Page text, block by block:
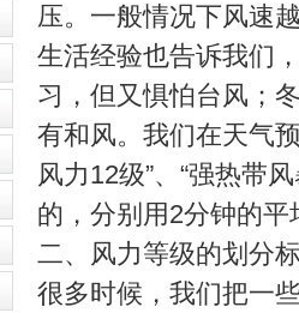
压。一般情况下风速
生活经验也告诉我们
习，但又惧怕台风；
有和风。我们在天气
风力12级”、“强热带
的，分别用2分钟的
二、风力等级的划分
很多时候，我们把一